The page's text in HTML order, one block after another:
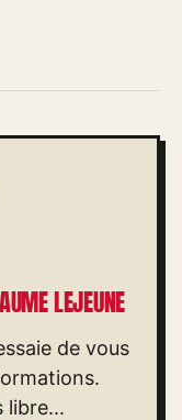
LEJEUNE
de vous
libre...